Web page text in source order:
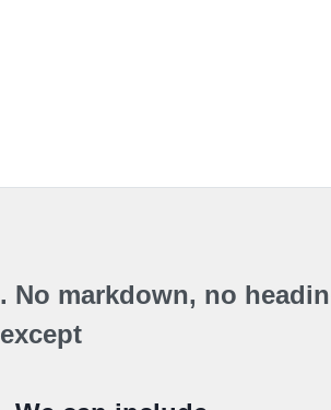
. No markdown, no
except